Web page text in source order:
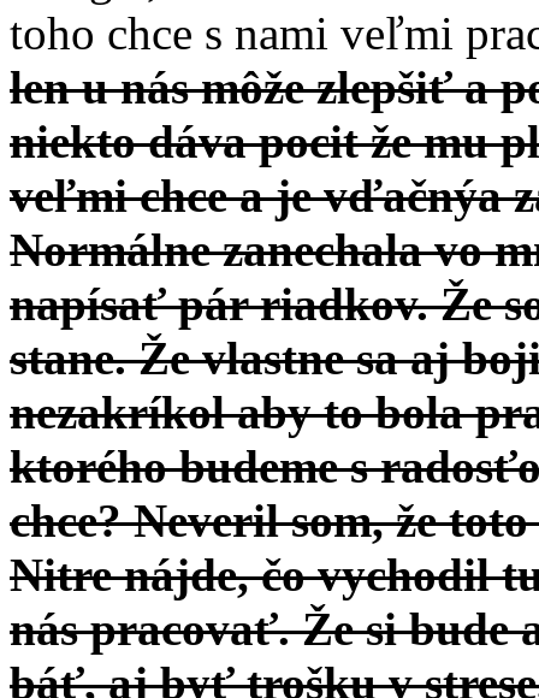
toho chce s nami veľmi
len u nás môže zlepšiť a
niekto dáva pocit že mu
veľmi chce a je vďačnýa
Normálne zanechala vo
napísať pár riadkov. Že
stane. Že vlastne sa aj
nezakríkol aby to bola
ktorého budeme s
chce? Neveril som, že
Nitre nájde, čo vychodil
nás pracovať. Že si
báť, aj byť trošku v